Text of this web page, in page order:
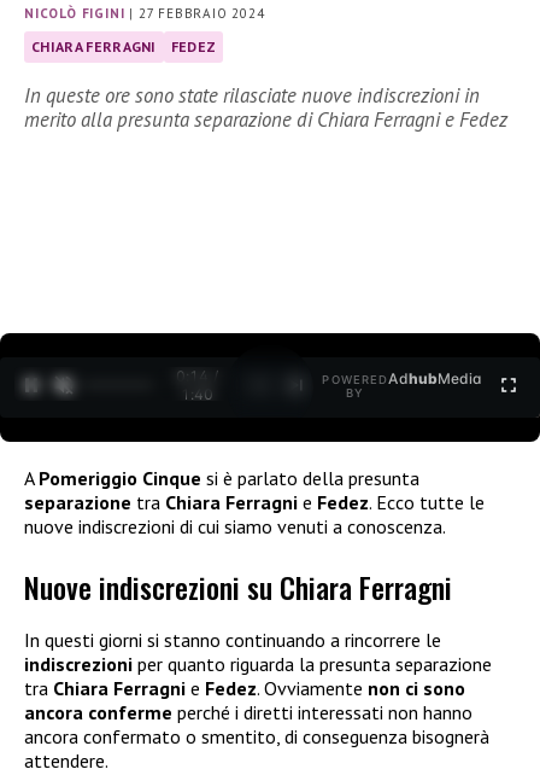
NICOLÒ FIGINI | 27 FEBBRAIO 2024
CHIARA FERRAGNI FEDEZ
In queste ore sono state rilasciate nuove indiscrezioni in
merito alla presunta separazione di Chiara Ferragni e Fedez
0:15 /
1:40
POWERED
BY
AdhubMedia
A Pomeriggio Cinque si è parlato della presunta
separazione tra Chiara Ferragni e Fedez. Ecco tutte le
nuove indiscrezioni di cui siamo venuti a conoscenza.
Nuove indiscrezioni su Chiara Ferragni
In questi giorni si stanno continuando a rincorrere le
indiscrezioni per quanto riguarda la presunta separazione
tra Chiara Ferragni e Fedez. Ovviamente non ci sono
ancora conferme perché i diretti interessati non hanno
ancora confermato o smentito, di conseguenza bisognerà
attendere.